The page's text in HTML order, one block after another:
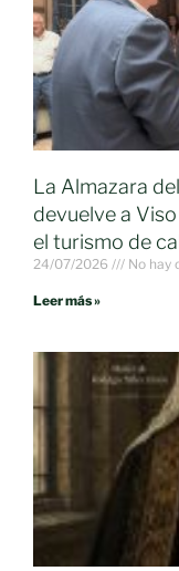
La Almazara
devuelve a
el turismo de
24/07/2026 No hay
Leer más »